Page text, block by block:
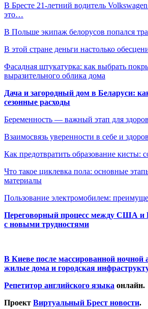
В Бресте 21-летний водитель
это…
В Польше экипаж белорусов попался
В этой стране деньги настолько
Фасадная штукатурка: как выбрать
выразительного облика дома
Дача и загородный дом в Беларуси:
сезонные расходы
Беременность — важный этап для
Взаимосвязь уверенности в себе и
Как предотвратить образование кисты:
Что такое циклевка пола: основные
материалы
Пользование электромобилем:
Переговорный процесс между США и
с новыми трудностями
В Киеве после массированной ночной
жилые дома и городская
Репетитор английского языка онлайн.
Проект Виртуальный Брест новости.